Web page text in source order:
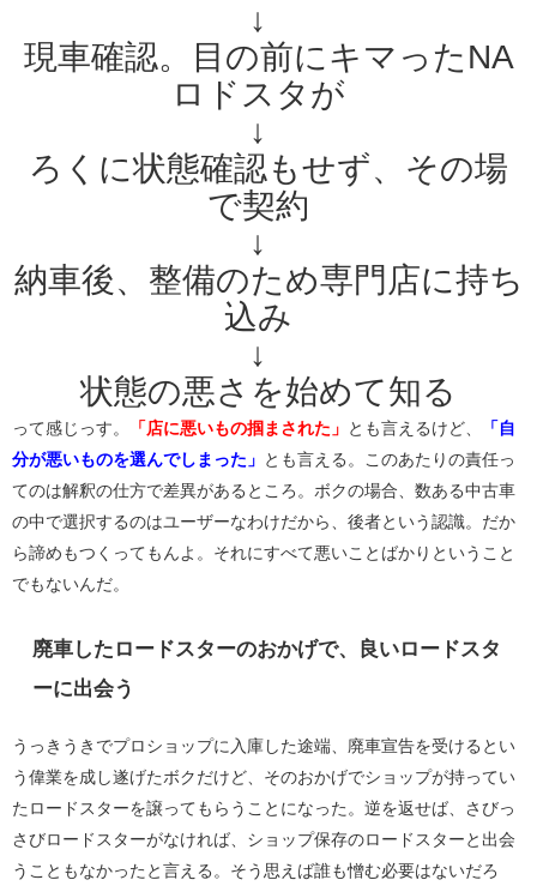
↓
現車確認。目の前にキマったNA
ロドスタが
↓
ろくに状態確認もせず、その場
で契約
↓
納車後、整備のため専門店に持ち
込み
↓
状態の悪さを始めて知る
って感じっす。 「店に悪いもの掴まされた」 とも言えるけど、
「自
分が悪いものを選んでしまった」
とも言える。このあたりの責任っ
てのは解釈の仕方で差異があるところ。ボクの場合、数ある中古車
の中で選択するのはユーザーなわけだから、後者という認識。だか
ら諦めもつくってもんよ。それにすべて悪いことばかりということ
でもないんだ。
廃車したロードスターのおかげで、良いロードスタ
ーに出会う
うっきうきでプロショップに入庫した途端、廃車宣告を受けるとい
う偉業を成し遂げたボクだけど、そのおかげでショップが持ってい
たロードスターを譲ってもらうことになった。逆を返せば、さびっ
さびロードスターがなければ、ショップ保存のロードスターと出会
うこともなかったと言える。そう思えば誰も憎む必要はないだろ